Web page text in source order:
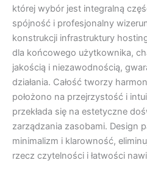
której wybór jest integralną
spójność i profesjonalny
konstrukcji infrastruktury
dla końcowego użytkownika,
jakością i niezawodnością,
działania. Całość tworzy
położono na przejrzystość i
przekłada się na estetyczne
zarządzania zasobami. Design
minimalizm i klarowność,
rzecz czytelności i łatwości